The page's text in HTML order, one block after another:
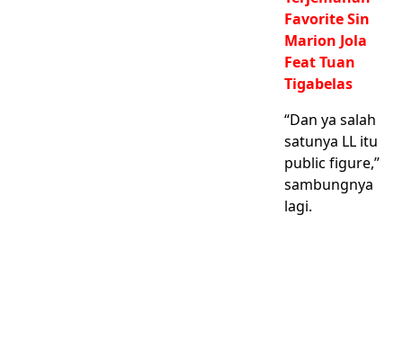
Favorite Sin
Marion Jola
Feat Tuan
Tigabelas
“Dan ya salah
satunya LL itu
public figure,”
sambungnya
lagi.